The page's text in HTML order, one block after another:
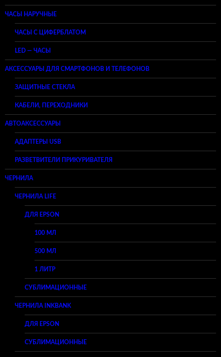
ЧАСЫ НАРУЧНЫЕ
ЧАСЫ С ЦИФЕРБЛАТОМ
LED — ЧАСЫ
АКСЕССУАРЫ ДЛЯ СМАРТФОНОВ И ТЕЛЕФОНОВ
ЗАЩИТНЫЕ СТЕКЛА
КАБЕЛИ, ПЕРЕХОДНИКИ
АВТОАКСЕССУАРЫ
АДАПТЕРЫ USB
РАЗВЕТВИТЕЛИ ПРИКУРИВАТЕЛЯ
ЧЕРНИЛА
ЧЕРНИЛА LIFE
ДЛЯ EPSON
100 МЛ
500 МЛ
1 ЛИТР
СУБЛИМАЦИОННЫЕ
ЧЕРНИЛА INKBANK
ДЛЯ EPSON
СУБЛИМАЦИОННЫЕ